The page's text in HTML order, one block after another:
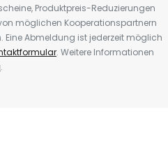
Produktpreis-Reduzierungen
möglichen Kooperationspartnern
Abmeldung ist jederzeit möglich
. Weitere Informationen
.